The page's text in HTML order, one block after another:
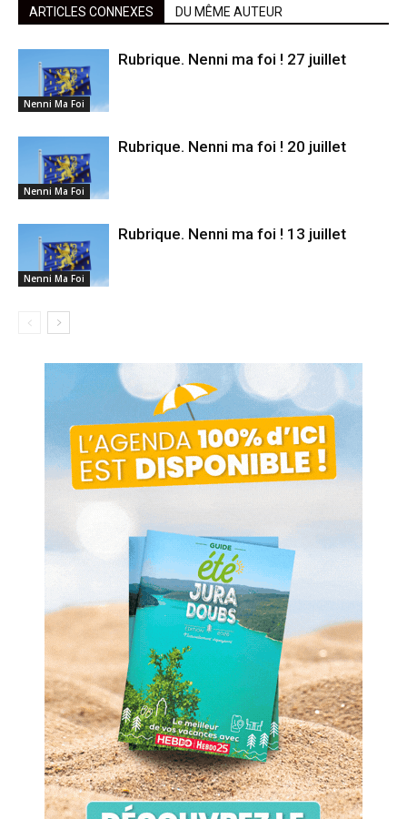
ARTICLES CONNEXES DU MÊME AUTEUR
Nenni Ma Foi
Rubrique. Nenni ma foi ! 27 juillet
Nenni Ma Foi
Rubrique. Nenni ma foi ! 20 juillet
Nenni Ma Foi
Rubrique. Nenni ma foi ! 13 juillet